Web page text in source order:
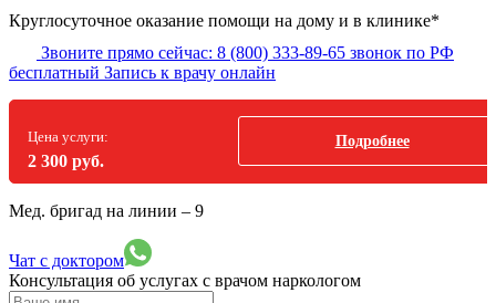
Круглосуточное оказание помощи на дому и в клинике*
Звоните прямо сейчас: 8 (800) 333-89-65 звонок по РФ
бесплатный Запись к врачу онлайн
Цена услуги:
2 300 руб.
Подробнее
Мед. бригад на линии – 9
Чат с доктором
Консультация об услугах с врачом наркологом